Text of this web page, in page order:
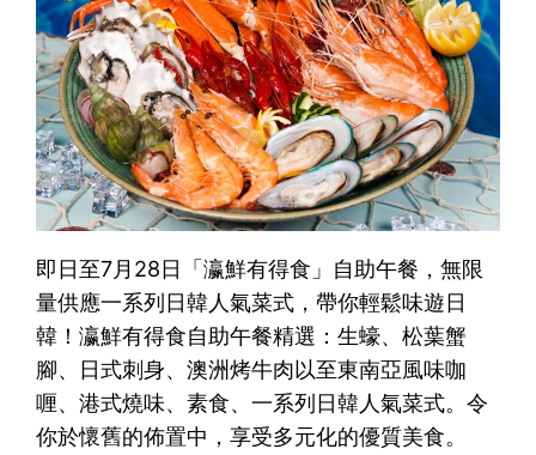
即日至7月28日「瀛鮮有得食」自助午餐，無限
量供應一系列日韓人氣菜式，帶你輕鬆味遊日
韓！瀛鮮有得食自助午餐精選：生蠔、松葉蟹
腳、日式刺身、澳洲烤牛肉以至東南亞風味咖
喱、港式燒味、素食、一系列日韓人氣菜式。令
你於懷舊的佈置中，享受多元化的優質美食。